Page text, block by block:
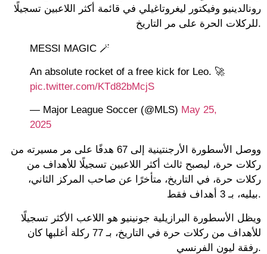
رونالدينيو وفيكتور ليغروتاغيلي في قائمة أكثر اللاعبين تسجيلًا
للركلات الحرة على مر التاريخ.
MESSI MAGIC 🪄
An absolute rocket of a free kick for Leo. 🚀
pic.twitter.com/KTd82bMcjS
— Major League Soccer (@MLS) May 25,
2025
ووصل الأسطورة الأرجنتينية إلى 67 هدفًا على مر مسيرته من
ركلات حرة، ليصبح ثالث أكثر اللاعبين تسجيلًا للأهداف من
ركلات حرة، في التاريخ، متأخرًا عن صاحب المركز الثاني،
بيليه، بـ 3 أهداف فقط.
ويظل الأسطورة البرازيلية جونينيو هو اللاعب الأكثر تسجيلًا
للأهداف من ركلات حرة في التاريخ، بـ 77 ركلة أغلبها كان
رفقة ليون الفرنسي.